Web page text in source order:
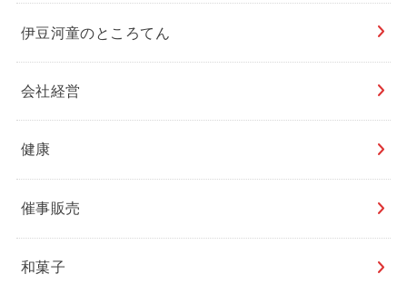
伊豆河童のところてん
会社経営
健康
催事販売
和菓子